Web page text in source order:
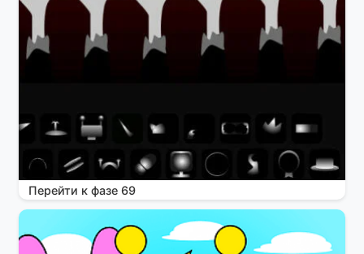
Перейти к фазе 69